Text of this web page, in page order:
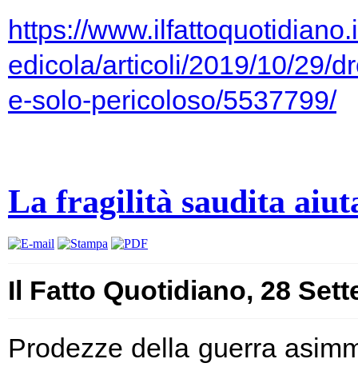
https://
edicola/articoli/2019/10/29/
e-solo-pericoloso/5537799/
La fragilità saudita
Il Fatto Quotidiano, 28
Prodezze della guerra